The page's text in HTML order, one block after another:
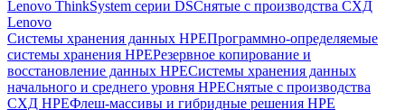
Lenovo ThinkSystem серии DSСнятые с производства СХД
Lenovo
Системы хранения данных HPEПрограммно-определяемые
системы хранения HPEРезервное копирование и
восстановление данных HPEСистемы хранения данных
начального и среднего уровня HPEСнятые с производства
СХД HPEФлеш-массивы и гибридные решения HPE